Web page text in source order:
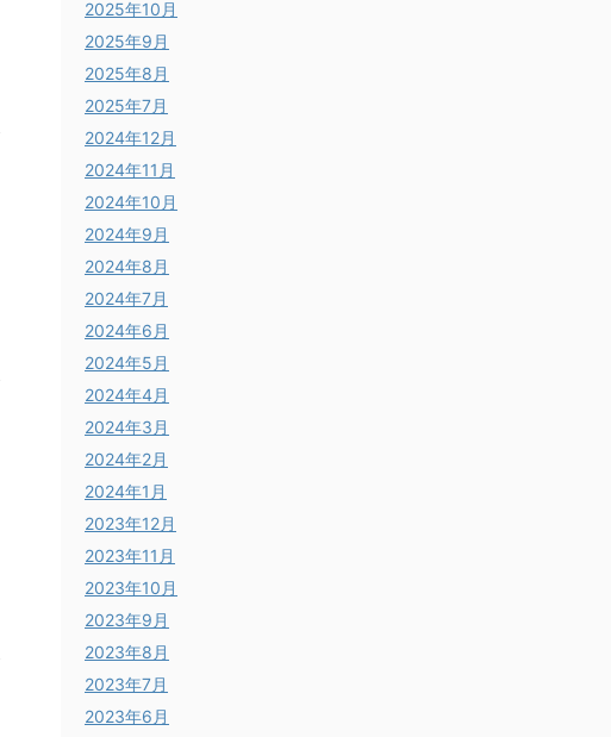
2025年10月
2025年9月
2025年8月
2025年7月
2024年12月
2024年11月
2024年10月
2024年9月
2024年8月
2024年7月
2024年6月
2024年5月
2024年4月
2024年3月
2024年2月
2024年1月
2023年12月
2023年11月
2023年10月
2023年9月
2023年8月
2023年7月
2023年6月